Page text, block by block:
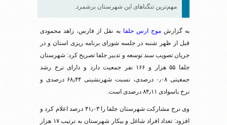
مهم‌ترین تنگناهای این شهرستان برشمرد.
به گزارشموج ارس جلفا به نقل از فارس، زاهد محمودی
قبل از ظهر شنبه در جلسه شورای برنامه ریزی استان و در
جریان تصویب سند توسعه و تدبیر جلفا تصریح کرد: شهرستان
جلفا ۵۵ هزار و ۱۶۶ نفر جمعیت دارد و دارای نرخ رشد
جمعیتی ۰٫۰۸ درصدی، نسبت شهرنشینی ۶۸٫۴۴ درصدی و
نرخ باسوادی ۸۴٫۱۱ درصدی است.
وی نرخ مشارکت شهرستان جلفا را ۴۱٫۰۳ درصد اعلام کرد و
افزود: تعداد افراد شاغل و بیکار شهرستان به ترتیب ۱۷ هزار